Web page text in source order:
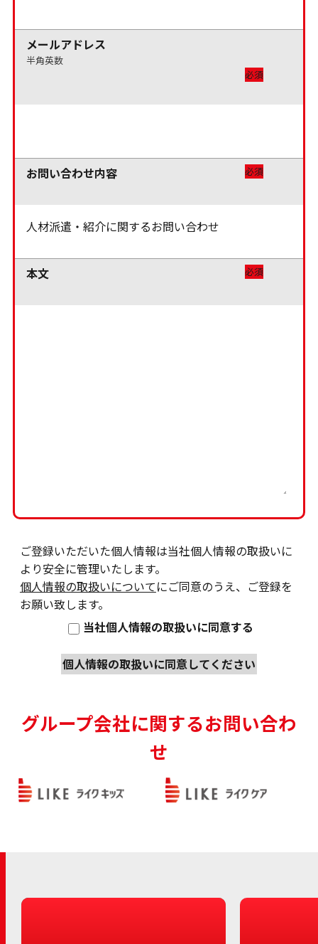
メールアドレス
半角英数
必須
お問い合わせ内容 必須
本文 必須
ご登録いただいた個人情報は当社個人情報の取扱いに
より安全に管理いたします。
個人情報の取扱いについてにご同意のうえ、ご登録を
お願い致します。
当社個人情報の取扱いに同意する
グループ会社に関するお問い合わ
せ